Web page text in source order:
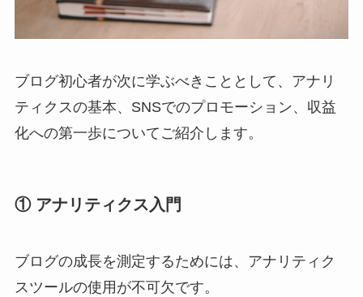
ブログ初心者が次に学ぶべきこととして、アナリ
ティクスの基本、SNSでのプロモーション、収益
化への第一歩についてご紹介します。
① アナリティクス入門
ブログの成長を測定するためには、アナリティク
スツールの使用が不可欠です。